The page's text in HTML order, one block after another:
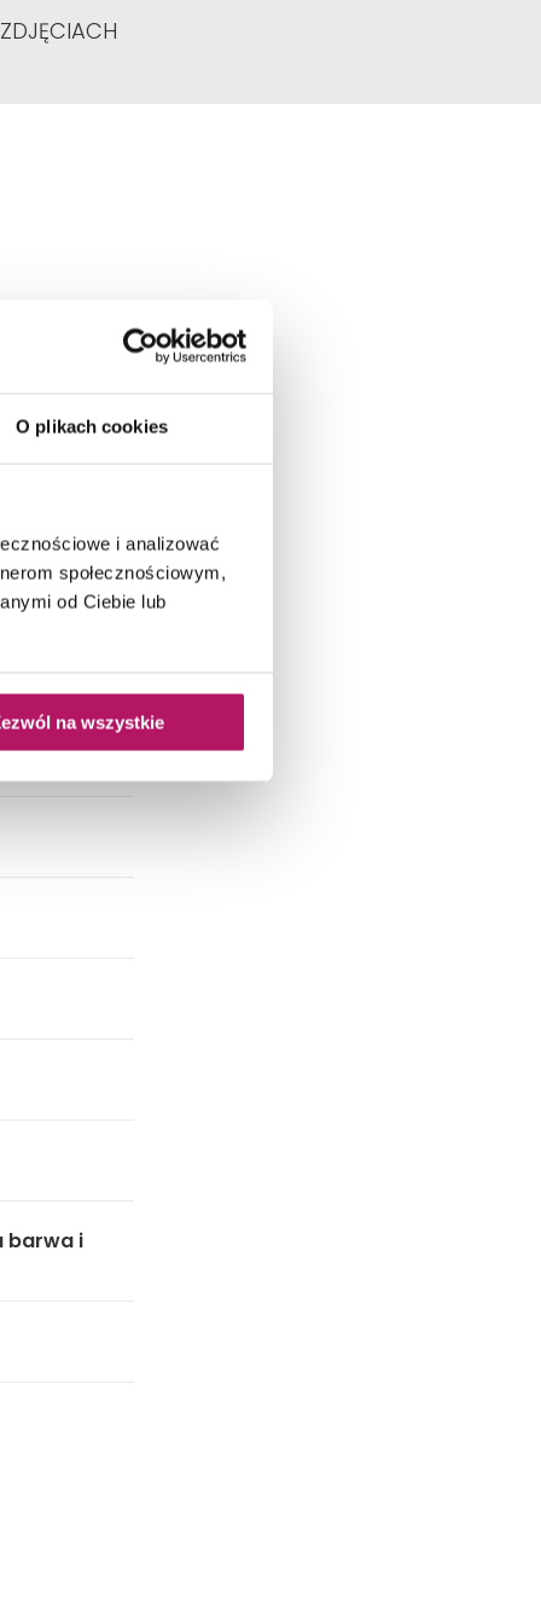
O plikach cookies
i analizować
społecznościowym,
od Ciebie lub
na wszystkie
barwa i